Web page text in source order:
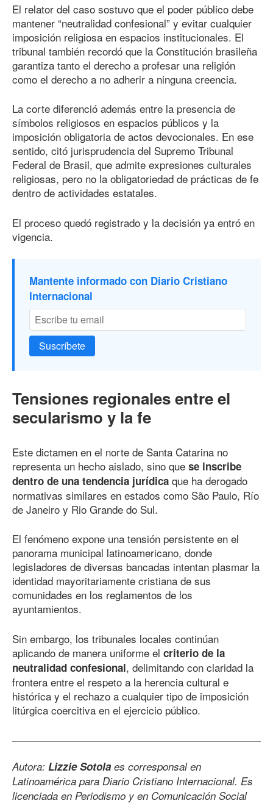
El relator del caso sostuvo que el poder público debe
mantener “neutralidad confesional” y evitar cualquier
imposición religiosa en espacios institucionales. El
tribunal también recordó que la Constitución brasileña
garantiza tanto el derecho a profesar una religión
como el derecho a no adherir a ninguna creencia.
La corte diferenció además entre la presencia de
símbolos religiosos en espacios públicos y la
imposición obligatoria de actos devocionales. En ese
sentido, citó jurisprudencia del Supremo Tribunal
Federal de Brasil, que admite expresiones culturales
religiosas, pero no la obligatoriedad de prácticas de fe
dentro de actividades estatales.
El proceso quedó registrado y la decisión ya entró en
vigencia.
Mantente informado con Diario Cristiano
Internacional
Suscríbete
Tensiones regionales entre el
secularismo y la fe
Este dictamen en el norte de Santa Catarina no
representa un hecho aislado, sino que se inscribe
dentro de una tendencia jurídica que ha derogado
normativas similares en estados como São Paulo, Río
de Janeiro y Rio Grande do Sul.
El fenómeno expone una tensión persistente en el
panorama municipal latinoamericano, donde
legisladores de diversas bancadas intentan plasmar la
identidad mayoritariamente cristiana de sus
comunidades en los reglamentos de los
ayuntamientos.
Sin embargo, los tribunales locales continúan
aplicando de manera uniforme el criterio de la
neutralidad confesional, delimitando con claridad la
frontera entre el respeto a la herencia cultural e
histórica y el rechazo a cualquier tipo de imposición
litúrgica coercitiva en el ejercicio público.
Autora: Lizzie Sotola es corresponsal en
Latinoamérica para Diario Cristiano Internacional. Es
licenciada en Periodismo y en Comunicación Social